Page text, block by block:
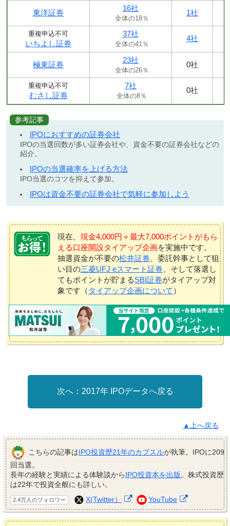
東洋証券
16社
全体の18％
1社
重複申込不可
いちよし証券
37社
全体の41％
4社
極東証券
23社
全体の26％
0社
重複申込不可
むさし証券
7社
全体の8％
0社
参考記事
IPOにおすすめの証券会社
IPOの当選回数が多い証券会社や、資金不要の証券会社などの
紹介。
IPOの当選確率を上げる方法
IPO当選のコツを抑えて参加。
IPOは資金不要の証券会社で気軽に参加しよう
現在、 現金4,000円＋最大7,000ポイントがもら
える口座開設タイアップ企画を実施中です。
抽選資金が不要の松井証券 、委託幹事として狙
い目の三菱UFJ eスマート証券 、そして落選し
てもポイントが貯まるSBI証券がタイアップ対
象です（ タイアップ企画について ）
2017年 IPOデータへ戻る
▲上へ戻る
こちらの記事はIPO投資歴21年のカブスルが執筆。IPOに209
回当選。
長年の経験と実績による体験談からIPO投資本を出版。株式投資歴
は22年で投資全般にも詳しい。
2.4万人のフォロワー X(Twitter） YouTube